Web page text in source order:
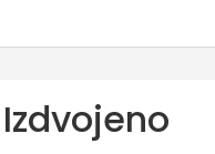
Izdvojeno